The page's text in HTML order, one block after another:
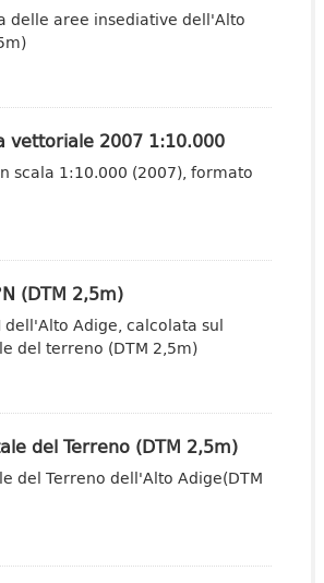
delle aree insediative dell'Alto
vettoriale 2007 1:10.000
scala 1:10.000 (2007), formato
(DTM 2,5m)
dell'Alto Adige, calcolata sul
del terreno (DTM 2,5m)
del Terreno (DTM 2,5m)
del Terreno dell'Alto Adige(DTM